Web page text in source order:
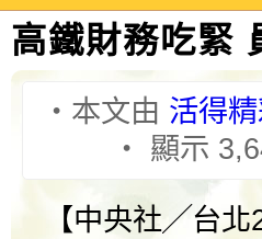
高鐵財務吃緊
‧本文由 活得
‧ 顯示
【中央社╱台北